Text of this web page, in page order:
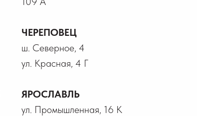
ЧЕРЕПОВЕЦ
ш. Северное, 4
ул. Красная, 4 Г
ЯРОСЛАВЛЬ
ул. Промышленная, 16 К